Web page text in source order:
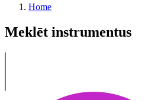
Home
Meklēt instrumentus